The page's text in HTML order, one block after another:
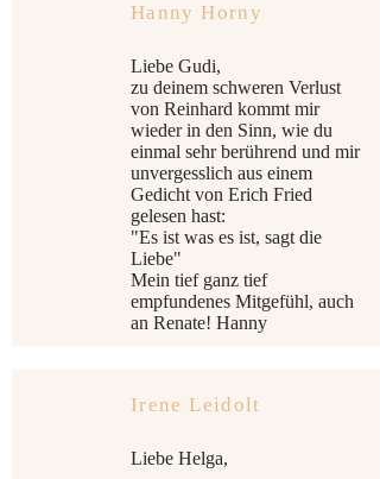
Hanny Horny
Liebe Gudi,
zu deinem schweren Verlust
von Reinhard kommt mir
wieder in den Sinn, wie du
einmal sehr berührend und mir
unvergesslich aus einem
Gedicht von Erich Fried
gelesen hast:
"Es ist was es ist, sagt die
Liebe"
Mein tief ganz tief
empfundenes Mitgefühl, auch
an Renate! Hanny
Irene Leidolt
Liebe Helga,